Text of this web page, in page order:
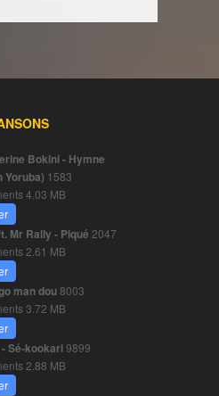
Bokini - Hymne
Yoruba) 1583
4.03 MB
Mr Rally - Piqué 2047
2.61 MB
man dou8003
3.72 MB
Sé-kookari9899
2.88 MB